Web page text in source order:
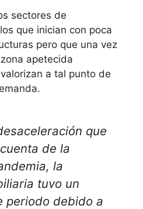
sectores de
que inician con poca
pero que una vez
apetecida
a tal punto de
que
de la
la
tuvo un
periodo debido a